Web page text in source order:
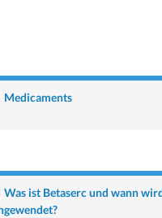
Medicaments
Was ist Betaserc und wann